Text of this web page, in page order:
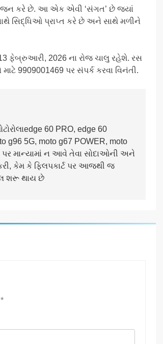
કરે છે. આ એક એવી ‘સંગત’ છે જ્યાં
સિદ્ધિઓ પ્રાપ્ત કરે છે અને સાથે મળીને
2026 ના રોજ ચાલુ રહેશે. રસ
9909001469 પર સંપર્ક કરવા વિનંતી.
60 PRO, edge 60
g96 5G, moto g67 POWER, moto
પર માન્યામાં ન આવે તેવા સોદાઓની અને
કેમ કે ફ્લિપકાર્ટ પર આજથી જ
શરૂ થાય છે
*